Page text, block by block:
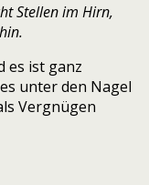
Stellen im Hirn,
es ist ganz
unter den Nagel
Vergnügen